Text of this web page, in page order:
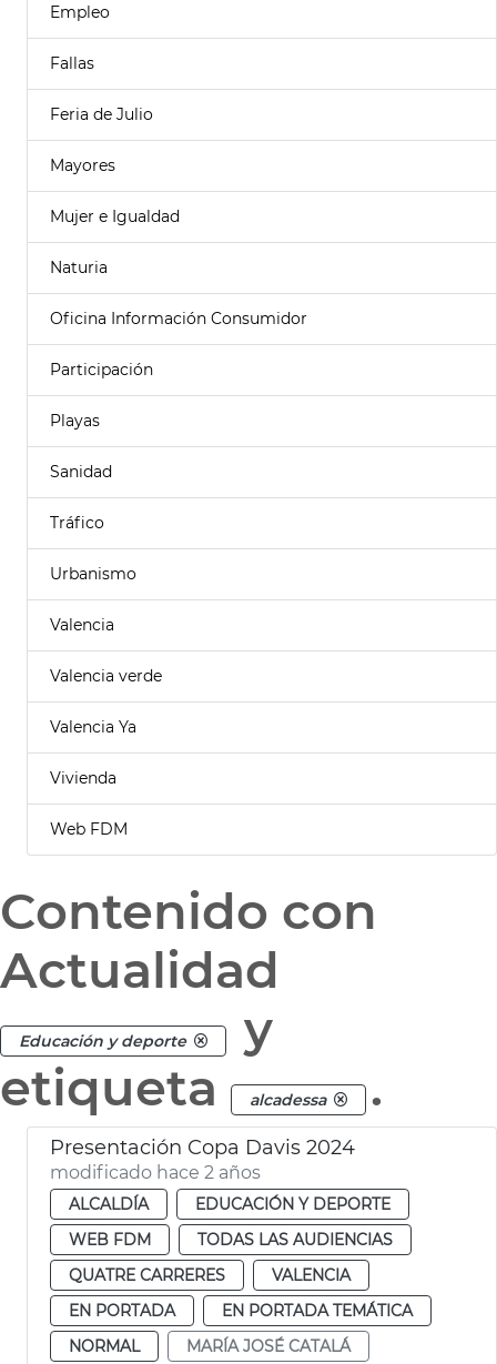
Empleo
Fallas
Feria de Julio
Mayores
Mujer e Igualdad
Naturia
Oficina Información Consumidor
Participación
Playas
Sanidad
Tráfico
Urbanismo
Valencia
Valencia verde
Valencia Ya
Vivienda
Web FDM
Contenido con
Actualidad
Educación y deporte
y
etiqueta
alcadessa .
Presentación Copa Davis 2024
modificado hace 2 años
ALCALDÍA
EDUCACIÓN Y DEPORTE
WEB FDM
TODAS LAS AUDIENCIAS
QUATRE CARRERES
VALENCIA
EN PORTADA
EN PORTADA TEMÁTICA
NORMAL
MARÍA JOSÉ CATALÁ